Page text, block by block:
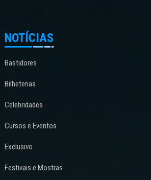
NOTÍCIAS
Bastidores
Bilheterias
Celebridades
Cursos e Eventos
Exclusivo
Festivais e Mostras